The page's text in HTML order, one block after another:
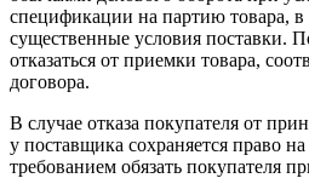
спецификации на партию товара, в
существенные условия поставки.
отказаться от приемки товара,
договора.
В случае отказа покупателя от
у поставщика сохраняется право
требованием обязать покупателя